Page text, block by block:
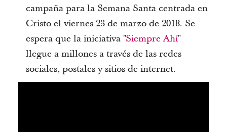
campaña para la Semana Santa centrada en
Cristo el viernes 23 de marzo de 2018. Se
espera que la iniciativa "Siempre Ahí"
llegue a millones a través de las redes
sociales, postales y sitios de internet.